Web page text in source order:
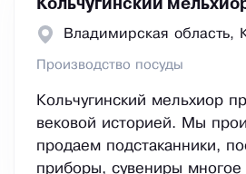
Кольчугинский
Владимирская область,
Производство посуды
Кольчугинский мельхиор
вековой историей. Мы
продаем подстаканники,
приборы, сувениры многое